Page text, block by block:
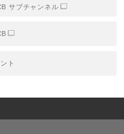
サブチャンネル
ト